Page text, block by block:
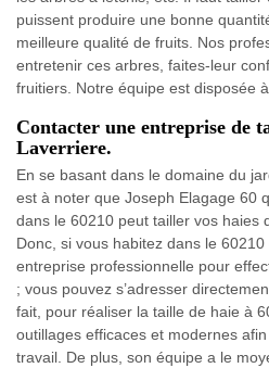
puissent produire une bonne
meilleure qualité de fruits. Nos
entretenir ces arbres, faites-leur
fruitiers. Notre équipe est disposée
Contacter une entreprise de
Laverriere.
En se basant dans le domaine du
est à noter que Joseph Elagage 60
dans le 60210 peut tailler vos haies
Donc, si vous habitez dans le
entreprise professionnelle pour
; vous pouvez s’adresser
fait, pour réaliser la taille de haie à
outillages efficaces et modernes
travail. De plus, son équipe a le